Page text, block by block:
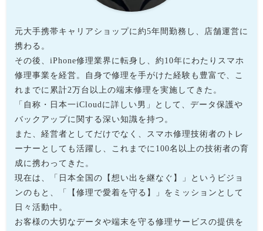
元大手携帯キャリアショップに約5年間勤務し、店舗運営に
携わる。
その後、iPhone修理業界に転身し、約10年にわたりスマホ
修理事業を経営。自身で修理を手がけた経験も豊富で、こ
れまでに累計2万台以上の端末修理を実施してきた。
「自称・日本一iCloudに詳しい男」として、データ保護や
バックアップに関する深い知識を持つ。
また、経営者としてだけでなく、スマホ修理技術者のトレ
ーナーとしても活躍し、これまでに100名以上の技術者の育
成に携わってきた。
現在は、「日本全国の【想い出を継なぐ】」というビジョ
ンのもと、「【修理で愛着を守る】」をミッションとして
日々活動中。
お客様の大切なデータや端末を守る修理サービスの提供を